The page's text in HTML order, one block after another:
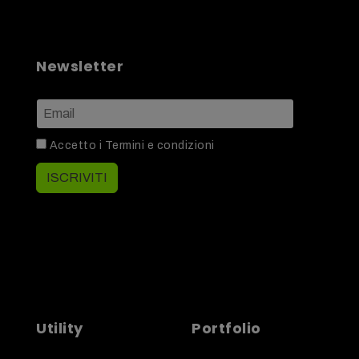
Newsletter
Accetto i Termini e condizioni
ISCRIVITI
Utility Portfolio